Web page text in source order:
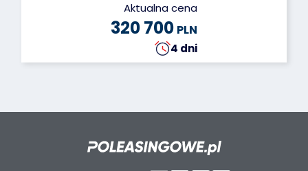
Aktualna cena
320 700 PLN
4 dni